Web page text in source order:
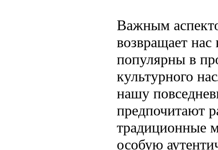
Важным
возвращает
популярны в
культурного
нашу
предпочитают
традиционные
особую